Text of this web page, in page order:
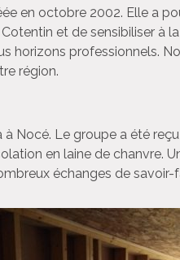
en octobre 2002. Elle a
et de sensibiliser à
horizons professionnels.
région.
Nocé. Le groupe a été
en laine de chanvre.
échanges de